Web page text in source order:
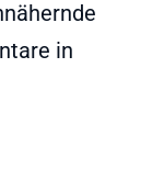
in